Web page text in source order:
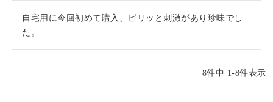
自宅用に今回初めて購入、ピリッと刺激があり珍味でし
た。
8件中 1-8件表示